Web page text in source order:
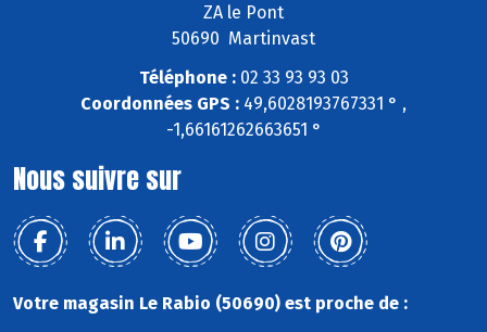
ZA le Pont
50690 Martinvast
Téléphone :02 33 93 93 03
Coordonnées GPS : 49,6028193767331 ° ,
-1,66161262663651 °
Nous suivre sur
Votre magasin Le Rabio (50690) est proche de :